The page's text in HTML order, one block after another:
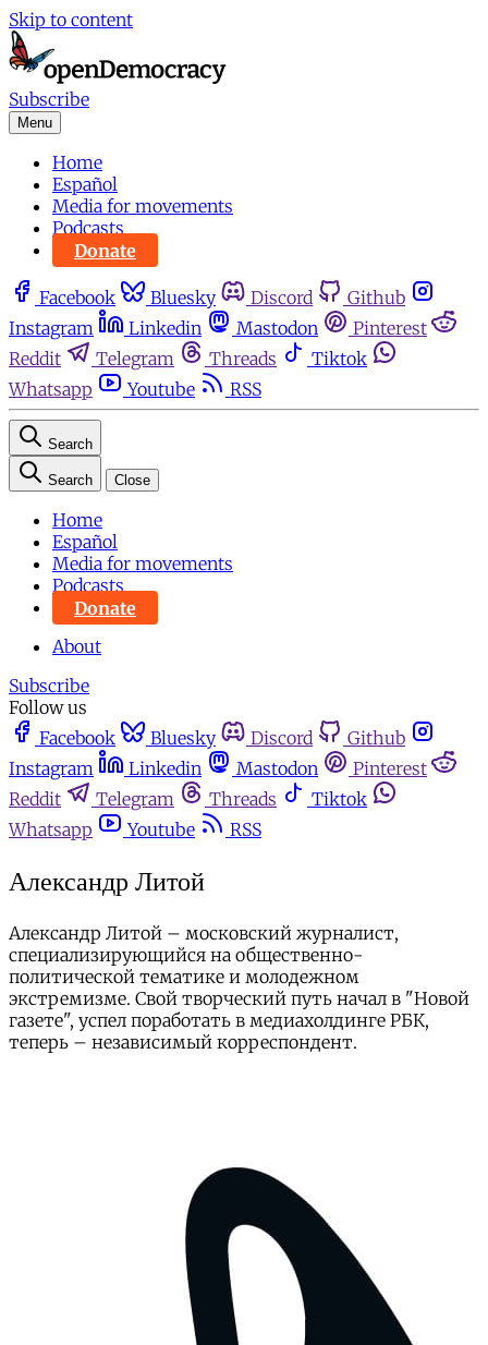
Skip to content
Subscribe
Menu
Home
Español
Media for movements
Podcasts
Donate
Facebook Bluesky Discord
Github
Instagram
Linkedin Mastodon
Pinterest
Reddit
Telegram Threads
Tiktok
Whatsapp
Youtube RSS
Search
Search Close
Home
Español
Media for movements
Podcasts
Donate
About
Subscribe
Follow us
Facebook
Bluesky Discord
Github
Instagram
Linkedin Mastodon
Pinterest
Reddit
Telegram Threads
Tiktok
Whatsapp
Youtube RSS
Александр Литой
Александр Литой – московский журналист,
специализирующийся на общественно-
политической тематике и молодежном
экстремизме. Свой творческий путь начал в "Новой
газете", успел поработать в медиахолдинге РБК,
теперь – независимый корреспондент.